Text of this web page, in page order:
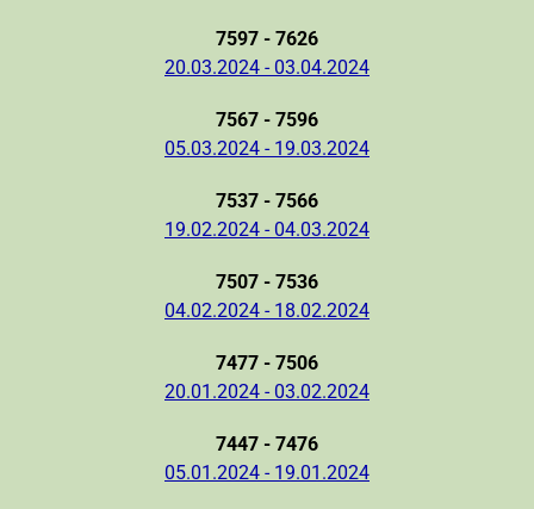
7597 - 7626
20.03.2024 - 03.04.2024
7567 - 7596
05.03.2024 - 19.03.2024
7537 - 7566
19.02.2024 - 04.03.2024
7507 - 7536
04.02.2024 - 18.02.2024
7477 - 7506
20.01.2024 - 03.02.2024
7447 - 7476
05.01.2024 - 19.01.2024